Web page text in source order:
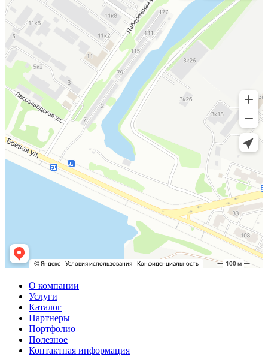
О компании
Услуги
Каталог
Партнеры
Портфолио
Полезное
Контактная информация